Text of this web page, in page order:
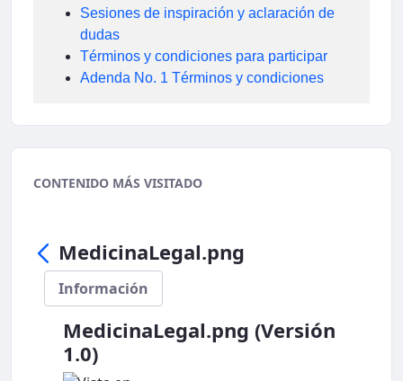
Sesiones de inspiración y aclaración de
dudas
Términos y condiciones para participar
Adenda No. 1 Términos y condiciones
CONTENIDO MÁS VISITADO
MedicinaLegal.png
Información
MedicinaLegal.png (Versión
1.0)